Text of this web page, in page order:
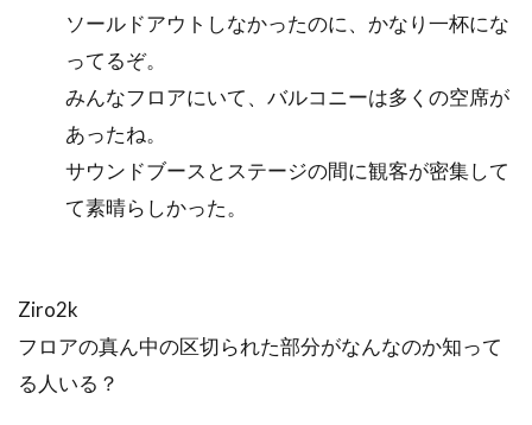
ソールドアウトしなかったのに、かなり一杯にな
ってるぞ。
みんなフロアにいて、バルコニーは多くの空席が
あったね。
サウンドブースとステージの間に観客が密集して
て素晴らしかった。
Ziro2k
フロアの真ん中の区切られた部分がなんなのか知って
る人いる？